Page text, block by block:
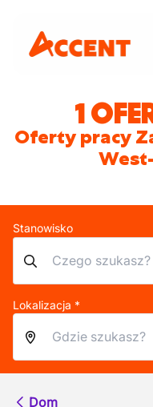
1
Oferty pracy
Stanowisko
Lokalizacja *
Dom